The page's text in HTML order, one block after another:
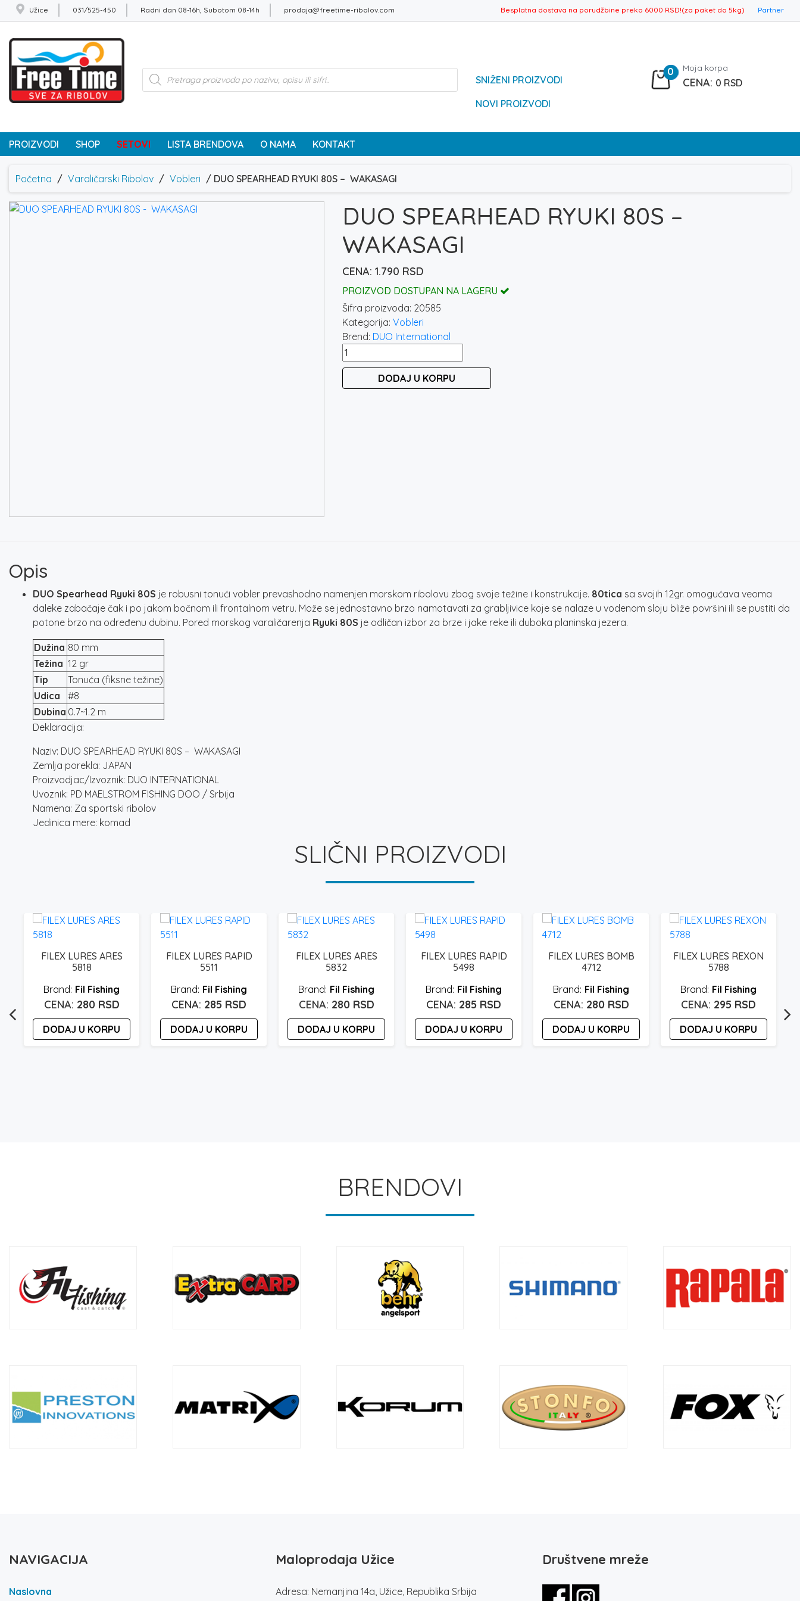
Užice 031/525-450 Radni dan 08-16h, Subotom 08-14h prodaja@freetime-ribolov.com Besplatna dostava na porudžbine preko 6000 RSD!(za paket do 5kg) Partner
Products
search
SNIŽENI PROIZVODI
NOVI PROIZVODI
0 Moja korpa
0 RSD
PROIZVODI SHOP SETOVI LISTA BRENDOVA O NAMA KONTAKT
Početna / Varaličarski Ribolov / Vobleri / DUO SPEARHEAD RYUKI 80S – WAKASAGI
DUO SPEARHEAD RYUKI 80S –
WAKASAGI
1.790 RSD
PROIZVOD DOSTUPAN NA LAGERU
Šifra proizvoda: 20585
Kategorija: Vobleri
Brend: DUO International
DUO
SPEARHEAD
80S
DODAJ U KORPU
Opis
DUO Spearhead Ryuki 80S je robusni tonući vobler prevashodno namenjen morskom ribolovu zbog svoje težine i konstrukcije. 80tica sa svojih 12gr. omogućava veoma
daleke zabačaje čak i po jakom bočnom ili frontalnom vetru. Može se jednostavno brzo namotavati za grabljivice koje se nalaze u vodenom sloju bliže površini ili se pustiti da
potone brzo na određenu dubinu. Pored morskog varaličarenja Ryuki 80S je odličan izbor za brze i jake reke ili duboka planinska jezera.
Dužina 80 mm
Težina 12 gr
Tip
Tonuća (fiksne težine)
Udica
#8
Dubina 0.7~1.2 m
Deklaracija:
Naziv: DUO SPEARHEAD RYUKI 80S – WAKASAGI
Zemlja porekla: JAPAN
Proizvodjac/Izvoznik: DUO INTERNATIONAL
Uvoznik: PD MAELSTROM FISHING DOO / Srbija
Namena: Za sportski ribolov
Jedinica mere: komad
SLIČNI PROIZVODI
FILEX LURES ARES
5818
Fil Fishing
280 RSD
DODAJ U KORPU
FILEX LURES RAPID
5511
Fil Fishing
285 RSD
DODAJ U KORPU
FILEX LURES ARES
5832
Fil Fishing
280 RSD
DODAJ U KORPU
FILEX LURES RAPID
5498
Fil Fishing
285 RSD
DODAJ U KORPU
FILEX LURES BOMB
4712
Fil Fishing
280 RSD
DODAJ U KORPU
FILEX LURES REXON
5788
Fil Fishing
295 RSD
DODAJ U KORPU
BRENDOVI
NAVIGACIJA
Naslovna
Maloprodaja Užice
Adresa: Nemanjina 14a, Užice, Republika Srbija
Društvene mreže